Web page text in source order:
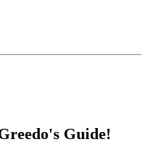
Guide!